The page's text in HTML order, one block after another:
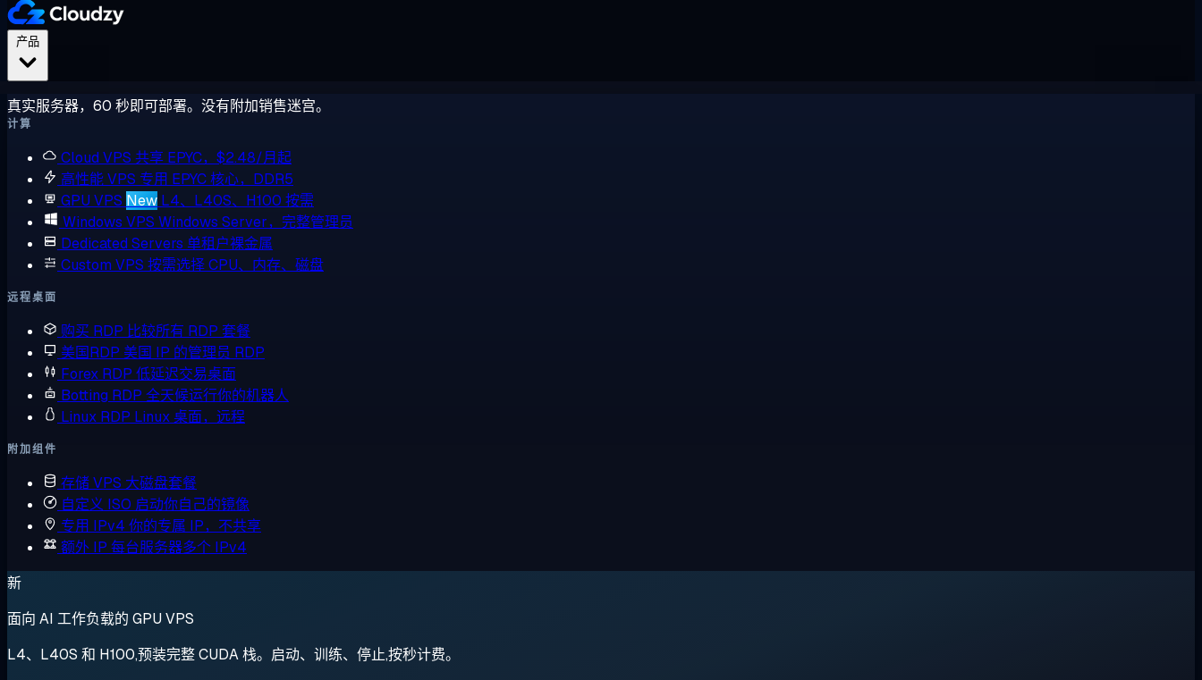
真实服务器，60 秒即可部署。没有附加销售迷宫。
计算
Cloud VPS 共享 EPYC，$2.48/月起
高性能 VPS 专用 EPYC 核心，DDR5
GPU VPS New L4、L40S、H100 按需
Windows VPS Windows Server，完整管理员
Dedicated Servers 单租户裸金属
Custom VPS 按需选择 CPU、内存、磁盘
远程桌面
购买 RDP 比较所有 RDP 套餐
美国RDP 美国 IP 的管理员 RDP
Forex RDP 低延迟交易桌面
Botting RDP 全天候运行你的机器人
Linux RDP Linux 桌面，远程
附加组件
存储 VPS 大磁盘套餐
自定义 ISO 启动你自己的镜像
专用 IPv4 你的专属 IP，不共享
额外 IP 每台服务器多个 IPv4
新
面向 AI 工作负载的 GPU VPS
L4、L40S 和 H100,预装完整 CUDA 栈。启动、训练、停止,按秒计费。